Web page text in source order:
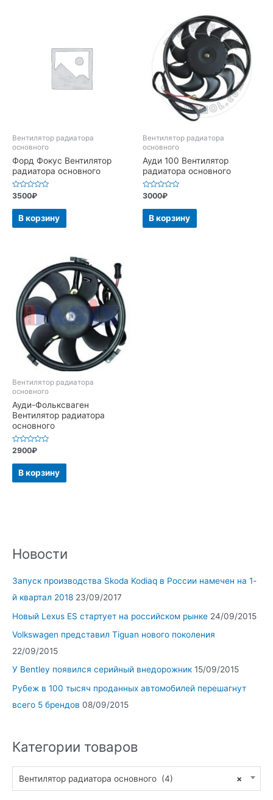
Новости
Запуск производства Skoda Kodiaq в России намечен на 1-
й квартал 2018 23/09/2017
Новый Lexus ES стартует на российском рынке 24/09/2015
Volkswagen представил Tiguan нового поколения
22/09/2015
У Bentley появился серийный внедорожник 15/09/2015
Рубеж в 100 тысяч проданных автомобилей перешагнут
всего 5 брендов 08/09/2015
Категории товаров
×
Вентилятор радиатора основного (4)
Вентилятор радиатора
основного
Форд Фокус Вентилятор
радиатора основного
Оценка
из
3500₽
В корзину
Вентилятор радиатора
основного
Ауди 100 Вентилятор
радиатора основного
Оценка
из
3000₽
В корзину
Вентилятор радиатора
основного
Ауди-Фольксваген
Вентилятор радиатора
основного
Оценка
0
из
2900₽
В корзину